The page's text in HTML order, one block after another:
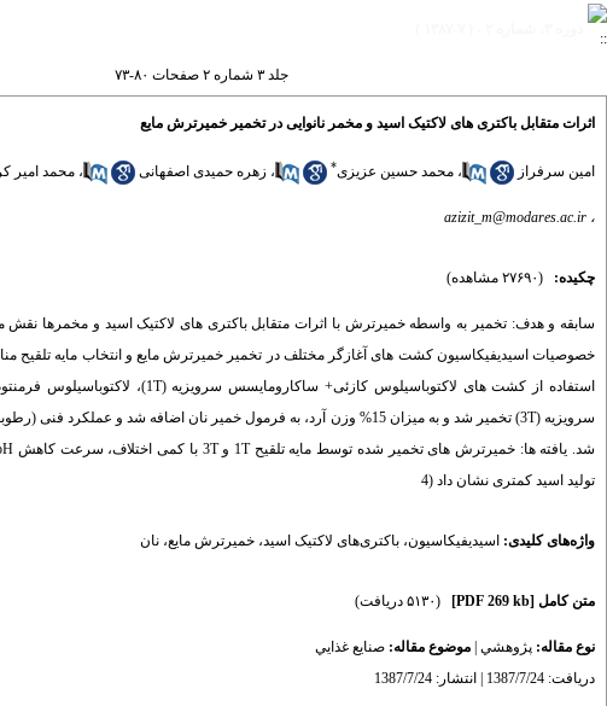
جلد ۳ شماره ۲ صفحات ۸۰-۷۳
اثرات متقابل باکتری های لاکتیک اسید و مخمر نانوایی در تخمیر خمیرترش مایع
امین سرفراز ، محمد حسین عزیزی* ، زهره حمیدی اصفهانی ، محمد امیر
، azizit_m@modares.ac.ir
چکیده: (۲۷۶۹۰ مشاهده)
سابقه و هدف: تخمیر به واسطه خمیرترش با اثرات متقابل باکتری های لاکتیک اسید و مخمرها
خصوصیات اسیدیفیکاسیون کشت های آغازگر مختلف در تخمیر خمیرترش مایع و انتخاب مایه
تولید اسید کمتری نشان داد (4
واژه‌های کلیدی: اسیدیفیکاسیون، باکتری‌های لاکتیک اسید، خمیرترش مایع، نان
متن کامل [PDF 269 kb] (۵۱۳۰ دریافت)
نوع مقاله: پژوهشي موضوع مقاله: صنايع غذايي
دریافت: 1387/7/24 | انتشار: 1387/7/24